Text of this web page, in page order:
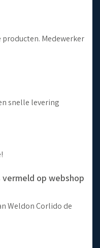
Medewerker
snelle levering
op webshop
Weldon Corlido de